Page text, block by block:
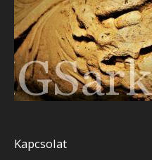
Kapcsolat